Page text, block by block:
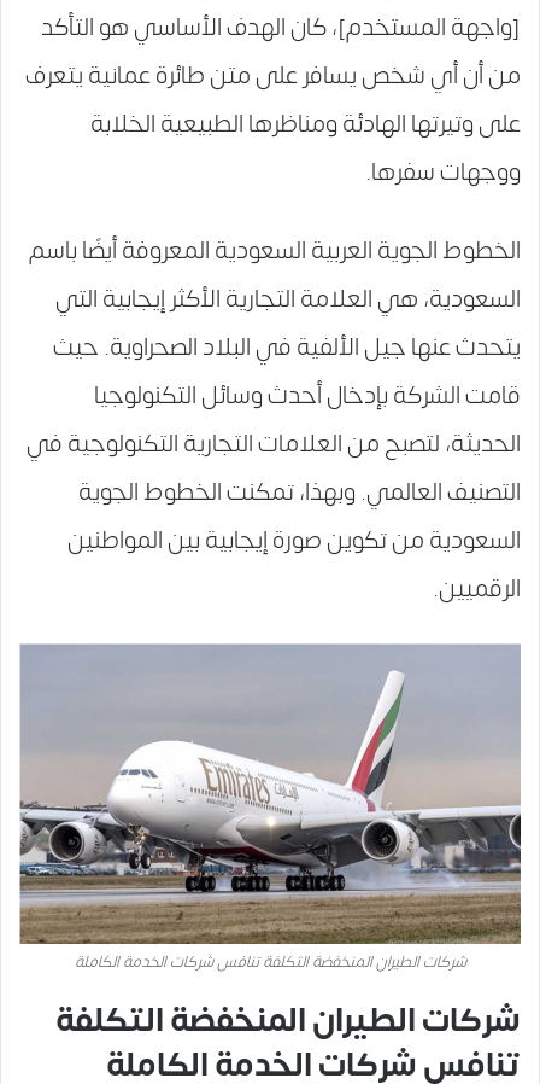
[واجهة المستخدم]، كان الهدف الأساسي هو التأكد
من أن أي شخص يسافر على متن طائرة عمانية يتعرف
على وتيرتها الهادئة ومناظرها الطبيعية الخلابة
ووجهات سفرها.
الخطوط الجوية العربية السعودية المعروفة أيضًا باسم
السعودية، هي العلامة التجارية الأكثر إيجابية التي
يتحدث عنها جيل الألفية في البلاد الصحراوية. حيث
قامت الشركة بإدخال أحدث وسائل التكنولوجيا
الحديثة، لتصبح من العلامات التجارية التكنولوجية في
التصنيف العالمي. وبهذا، تمكنت الخطوط الجوية
السعودية من تكوين صورة إيجابية بين المواطنين
الرقميين.
شركات الطيران المنخفضة التكلفة تنافس شركات الخدمة الكاملة
شركات الطيران المنخفضة التكلفة
تنافس شركات الخدمة الكاملة